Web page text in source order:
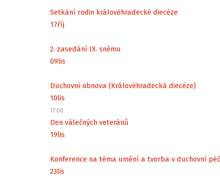
Setkání rodin královéhradecké diecéze
17říj
2. zasedání IX. sněmu
09lis
Duchovní obnova (Královéhradecká diecéze)
10lis
17:00
Den válečných veteránů
19lis
Konference na téma umění a tvorba v duchovní
23lis